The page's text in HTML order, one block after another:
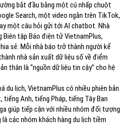
bắt đầu bằng một cú nhấp chuột
Search, một video ngắn trên TikTok,
một câu hỏi gửi tới AI chatbot. Nhà
Biên tập Báo điện tử VietnamPlus,
sẻ: Mỗi nhà báo trở thành người kể
nhà sản xuất dữ liệu số về điểm
thân là “nguồn dữ liệu tin cậy” cho hệ
du lịch, VietnamPlus có nhiều phiên bản
Anh, tiếng Pháp, tiếng Tây Ban
giúp tiếp cận với nhiều nhóm đối tượng
các nhóm khách hàng du lịch tiềm